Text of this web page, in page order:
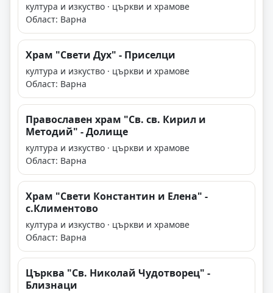
култура и изкуство · църкви и храмове
Област: Варна
Храм "Свети Дух" - Приселци
култура и изкуство · църкви и храмове
Област: Варна
Православен храм "Св. св. Кирил и
Методий" - Долище
култура и изкуство · църкви и храмове
Област: Варна
Храм "Свети Константин и Елена" -
с.Климентово
култура и изкуство · църкви и храмове
Област: Варна
Църква "Св. Николай Чудотворец" -
Близнаци